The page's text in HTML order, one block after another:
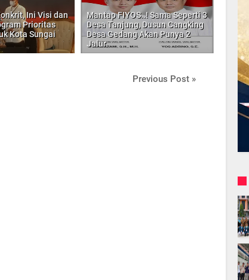
Ini Visi dan
Prioritas
Kota Sungai
Mantap FIYOS..! Sama Seperti 3
Desa Tanjung, Dusun Cangking
Desa Gedang Akan Punya 2
Jalur
Previous Post »